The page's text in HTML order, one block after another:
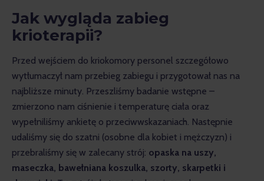
Jak wygląda zabieg
krioterapii?
Przed wejściem do kriokomory personel szczegółowo
wytłumaczył nam przebieg zabiegu i przygotował nas na
najbliższe minuty. Przeszliśmy badanie wstępne –
zmierzono nam ciśnienie i temperaturę ciała oraz
wypełniliśmy ankietę o przeciwwskazaniach. Następnie
udaliśmy się do szatni (osobne dla kobiet i mężczyzn) i
przebraliśmy się w zalecany strój: opaska na uszy,
maseczka, bawełniana koszulka, szorty, skarpetki i